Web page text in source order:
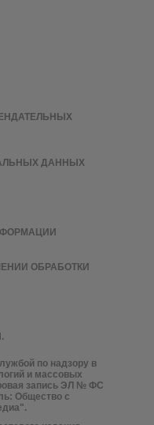
по надзору в
и массовых
запись ЭЛ № ФС
Общество с
ДАННЫХ
ОБРАБОТКИ